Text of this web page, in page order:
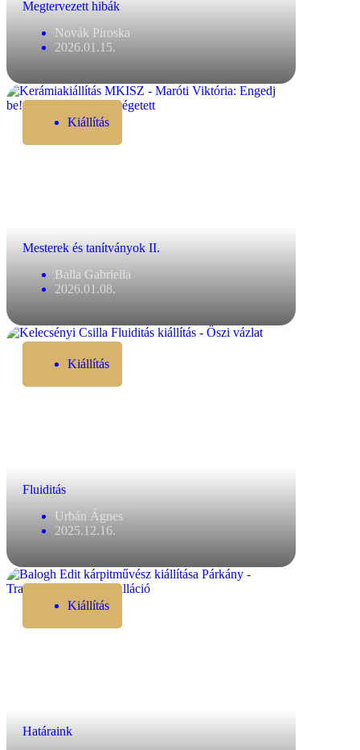
Megtervezett hibák
Novák Piroska
2026.01.15.
Kiállítás
Mesterek és tanítványok II.
Balla Gabriella
2026.01.08.
Kiállítás
Fluiditás
Urbán Ágnes
2025.12.16.
Kiállítás
Határaink